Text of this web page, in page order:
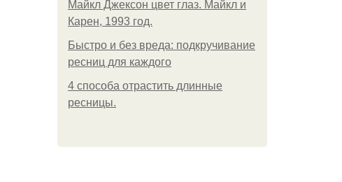
Майкл Джексон цвет глаз. Майкл и
Карен, 1993 год.
Быстро и без вреда: подкручивание
ресниц для каждого
4 способа отрастить длинные
ресницы.